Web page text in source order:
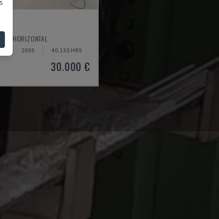
HORIZONTAL
2005 40.135 HRS
30.000 €